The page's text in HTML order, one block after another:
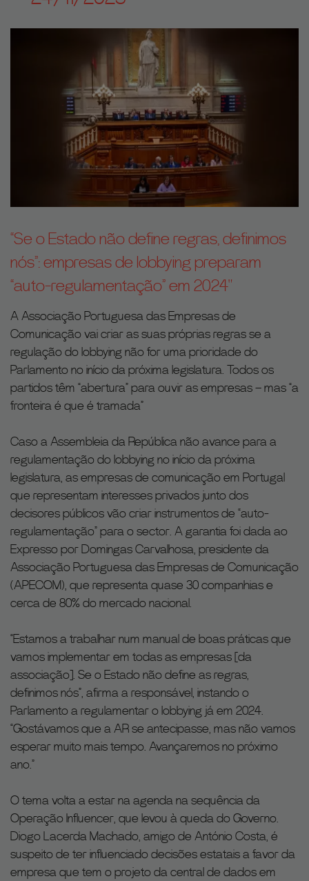
“Se o Estado não define regras, definimos
nós”: empresas de lobbying preparam
“auto-regulamentação” em 2024"
A Associação Portuguesa das Empresas de
Comunicação vai criar as suas próprias regras se a
regulação do lobbying não for uma prioridade do
Parlamento no início da próxima legislatura. Todos os
partidos têm “abertura” para ouvir as empresas – mas “a
fronteira é que é tramada”
Caso a Assembleia da República não avance para a
regulamentação do lobbying no início da próxima
legislatura, as empresas de comunicação em Portugal
que representam interesses privados junto dos
decisores públicos vão criar instrumentos de “auto-
regulamentação” para o sector. A garantia foi dada ao
Expresso por Domingas Carvalhosa, presidente da
Associação Portuguesa das Empresas de Comunicação
(APECOM), que representa quase 30 companhias e
cerca de 80% do mercado nacional.
“Estamos a trabalhar num manual de boas práticas que
vamos implementar em todas as empresas [da
associação]. Se o Estado não define as regras,
definimos nós”, afirma a responsável, instando o
Parlamento a regulamentar o lobbying já em 2024.
“Gostávamos que a AR se antecipasse, mas não vamos
esperar muito mais tempo. Avançaremos no próximo
ano.”
O tema volta a estar na agenda na sequência da
Operação Influencer, que levou à queda do Governo.
Diogo Lacerda Machado, amigo de António Costa, é
suspeito de ter influenciado decisões estatais a favor da
empresa que tem o projeto da central de dados em